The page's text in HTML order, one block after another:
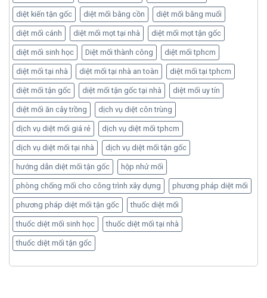
diệt kiến tận gốc diệt mối bằng cồn diệt mối bằng muối
diệt mối cánh diệt mối mọt tại nhà diệt mối mọt tận gốc
diệt mối sinh học Diệt mối thành công diệt mối tphcm
diệt mối tại nhà diệt mối tại nhà an toàn diệt mối tại tphcm
diệt mối tận gốc diệt mối tận gốc tại nhà diệt mối uy tín
diệt mối ăn cây trồng dịch vụ diệt côn trùng
dịch vụ diệt mối giá rẻ dịch vụ diệt mối tphcm
dịch vụ diệt mối tại nhà dịch vụ diệt mối tận gốc
hướng dẫn diệt mối tận gốc hộp nhử mối
phòng chống mối cho công trình xây dựng phương pháp diệt mối
phương pháp diệt mối tận gốc thuốc diệt mối
thuốc diệt mối sinh học thuốc diệt mối tại nhà
thuốc diệt mối tận gốc